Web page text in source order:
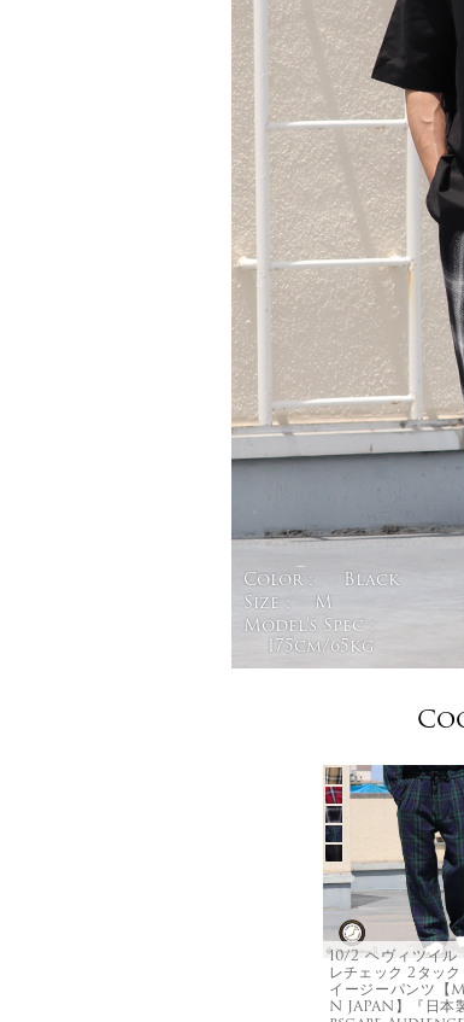
Color :
Black
Size :
M
Model's Spec :
175cm/65kg
10/2 ヘヴィツイル
レチェック 2タッ
イージーパンツ【
N JAPAN】『日本